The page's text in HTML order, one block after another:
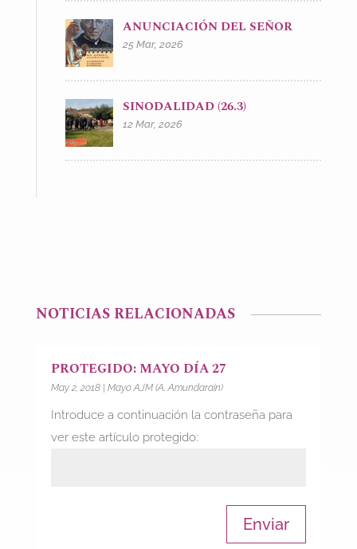
ANUNCIACIÓN DEL SEÑOR
25 Mar, 2026
SINODALIDAD (26.3)
12 Mar, 2026
NOTICIAS RELACIONADAS
PROTEGIDO: MAYO DÍA 27
May 2, 2018| Mayo AJM (A. Amundarain)
Introduce a continuación la contraseña para
ver este artículo protegido:
Enviar